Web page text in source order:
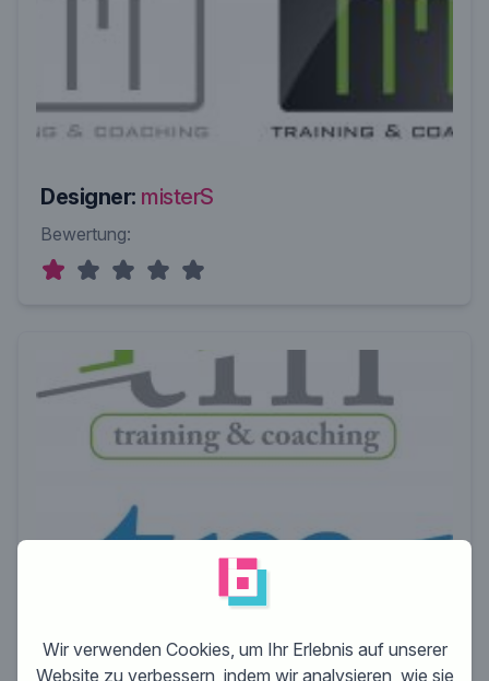
Designer: misterS
Bewertung:
Wir verwenden Cookies, um Ihr Erlebnis auf unserer
Website zu verbessern, indem wir analysieren, wie sie